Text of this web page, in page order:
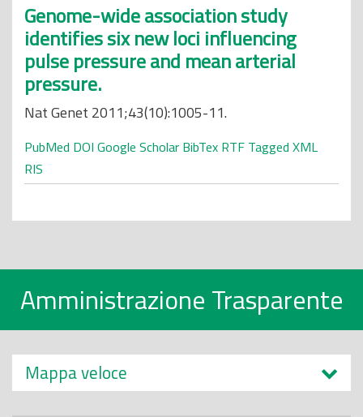
Genome-wide association study
identifies six new loci influencing
pulse pressure and mean arterial
pressure.
Nat Genet 2011;43(10):1005-11.
PubMed DOI Google Scholar BibTex RTF Tagged XML
RIS
Amministrazione Trasparente
Mappa veloce